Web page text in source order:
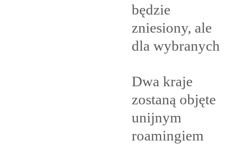
będzie
zniesiony, ale
dla wybranych
Dwa kraje
zostaną objęte
unijnym
roamingiem